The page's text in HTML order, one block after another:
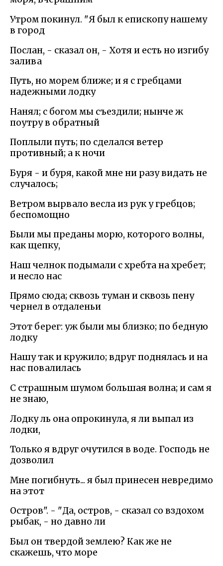
Утром покинул. "Я был к епископу нашему
в город
Послан, - сказал он, - Хотя и есть но изгибу
залива
Путь, но морем ближе; и я с гребцами
надежными лодку
Нанял; с богом мы съездили; нынче ж
поутру в обратный
Поплыли путь; по сделался ветер
противный; а к ночи
Буря - и буря, какой мне ни разу видать не
случалось;
Ветром вырвало весла из рук у гребцов;
беспомощно
Были мы преданы морю, которого волны,
как щепку,
Наш челнок подымали с хребта на хребет;
и несло нас
Прямо сюда; сквозь туман и сквозь пену
чернел в отдаленьи
Этот берег: уж были мы близко; по бедную
лодку
Нашу так и кружило; вдруг поднялась и на
нас повалилась
С страшным шумом большая волна; и сам я
не знаю,
Лодку ль она опрокинула, я ли выпал из
лодки,
Только я вдруг очутился в воде. Господь не
дозволил
Мне погибнуть... я был принесен невредимо
на этот
Остров". - "Да, остров, - сказал со вздохом
рыбак, - но давно ли
Был он твердой землею? Как же не
скажешь, что море